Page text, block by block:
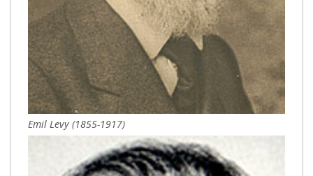
Emil Levy (1855-1917)